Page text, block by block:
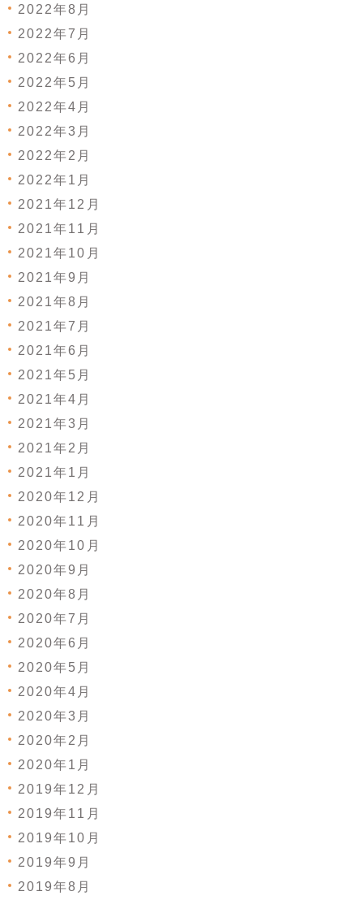
2022年8月
2022年7月
2022年6月
2022年5月
2022年4月
2022年3月
2022年2月
2022年1月
2021年12月
2021年11月
2021年10月
2021年9月
2021年8月
2021年7月
2021年6月
2021年5月
2021年4月
2021年3月
2021年2月
2021年1月
2020年12月
2020年11月
2020年10月
2020年9月
2020年8月
2020年7月
2020年6月
2020年5月
2020年4月
2020年3月
2020年2月
2020年1月
2019年12月
2019年11月
2019年10月
2019年9月
2019年8月